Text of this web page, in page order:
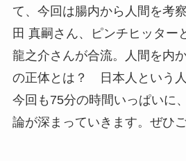
て、今回は腸内から人間を考
田 真嗣さん、ピンチヒッター
龍之介さんが合流。人間を内
の正体とは？ 日本人という
今回も75分の時間いっぱいに
論が深まっていきます。ぜひ